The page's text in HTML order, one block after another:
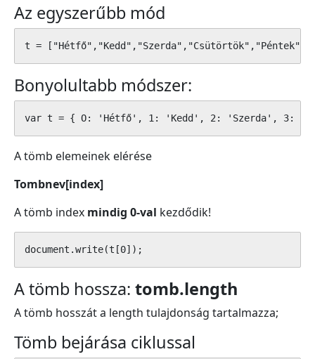
Az egyszerűbb mód
t =
Bonyolultabb módszer:
A tömb elemeinek elérése
Tombnev[index]
A tömb index mindig 0-val kezdődik!
A tömb hossza: tomb.length
A tömb hosszát a length tulajdonság tartalmazza;
Tömb bejárása ciklussal